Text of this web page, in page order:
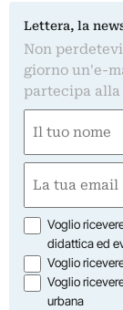
Lettera, la
Non
giorno un'e-
partecipa alla
(Obbligatorio)
(Obbligatorio)
Opzioni
Voglio
didattica ed
Voglio
Voglio
urbana